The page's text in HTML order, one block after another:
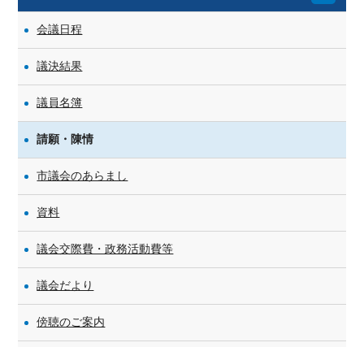
会議日程
議決結果
議員名簿
請願・陳情
市議会のあらまし
資料
議会交際費・政務活動費等
議会だより
傍聴のご案内